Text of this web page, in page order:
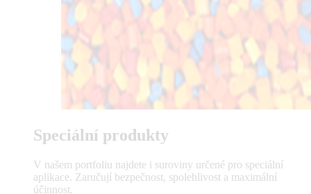
Speciální produkty
V našem portfoliu najdete i suroviny určené pro speciální
aplikace. Zaručují bezpečnost, spolehlivost a maximální
účinnost.